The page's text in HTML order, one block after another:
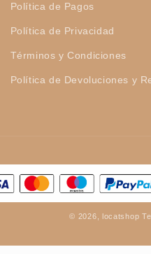
Política de Pagos
Política de Privacidad
Términos y Condiciones
Política de Devoluciones y
© 2026, locatshop